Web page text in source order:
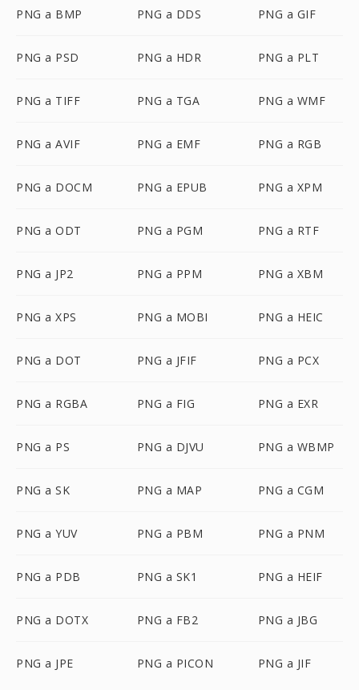
PNG a BMP PNG a DDS PNG a GIF
PNG a PSD PNG a HDR PNG a PLT
PNG a TIFF PNG a TGA PNG a WMF
PNG a AVIF PNG a EMF PNG a RGB
PNG a DOCM PNG a EPUB PNG a XPM
PNG a ODT PNG a PGM PNG a RTF
PNG a JP2 PNG a PPM PNG a XBM
PNG a XPS PNG a MOBI PNG a HEIC
PNG a DOT PNG a JFIF PNG a PCX
PNG a RGBA PNG a FIG PNG a EXR
PNG a PS PNG a DJVU PNG a WBMP
PNG a SK PNG a MAP PNG a CGM
PNG a YUV PNG a PBM PNG a PNM
PNG a PDB PNG a SK1 PNG a HEIF
PNG a DOTX PNG a FB2 PNG a JBG
PNG a JPE PNG a PICON PNG a JIF